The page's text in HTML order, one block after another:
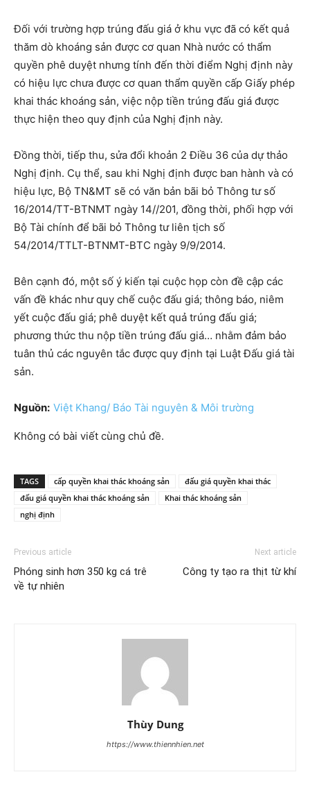
Đối với trường hợp trúng đấu giá ở khu vực đã có kết quả
thăm dò khoáng sản được cơ quan Nhà nước có thẩm
quyền phê duyệt nhưng tính đến thời điểm Nghị định này
có hiệu lực chưa được cơ quan thẩm quyền cấp Giấy phép
khai thác khoáng sản, việc nộp tiền trúng đấu giá được
thực hiện theo quy định của Nghị định này.
Đồng thời, tiếp thu, sửa đổi khoản 2 Điều 36 của dự thảo
Nghị định. Cụ thể, sau khi Nghị định được ban hành và có
hiệu lực, Bộ TN&MT sẽ có văn bản bãi bỏ Thông tư số
16/2014/TT-BTNMT ngày 14//201, đồng thời, phối hợp với
Bộ Tài chính để bãi bỏ Thông tư liên tịch số
54/2014/TTLT-BTNMT-BTC ngày 9/9/2014.
Bên cạnh đó, một số ý kiến tại cuộc họp còn đề cập các
vấn đề khác như quy chế cuộc đấu giá; thông báo, niêm
yết cuộc đấu giá; phê duyệt kết quả trúng đấu giá;
phương thức thu nộp tiền trúng đấu giá… nhằm đảm bảo
tuân thủ các nguyên tắc được quy định tại Luật Đấu giá tài
sản.
Nguồn: Việt Khang/ Báo Tài nguyên & Môi trường
Không có bài viết cùng chủ đề.
TAGS cấp quyền khai thác khoáng sản
đấu giá quyền khai thác
đấu giá quyền khai thác khoáng sản
Khai thác khoáng sản
nghị định
Previous article
Phóng sinh hơn 350 kg cá trê
về tự nhiên
Next article
Công ty tạo ra thịt từ khí
Thùy Dung
https://www.thiennhien.net